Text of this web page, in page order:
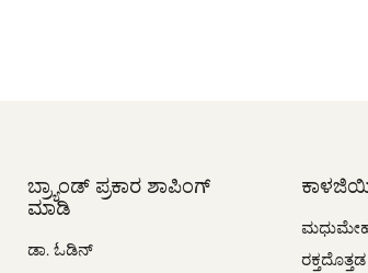
ಬ್ರ್ಯಾಂಡ್ ಪ್ರಕಾರ ಶಾಪಿಂಗ್
ಮಾಡಿ
ಡಾ. ಓಡಿನ್
ರಕ್ತದೊತ್ತಡ